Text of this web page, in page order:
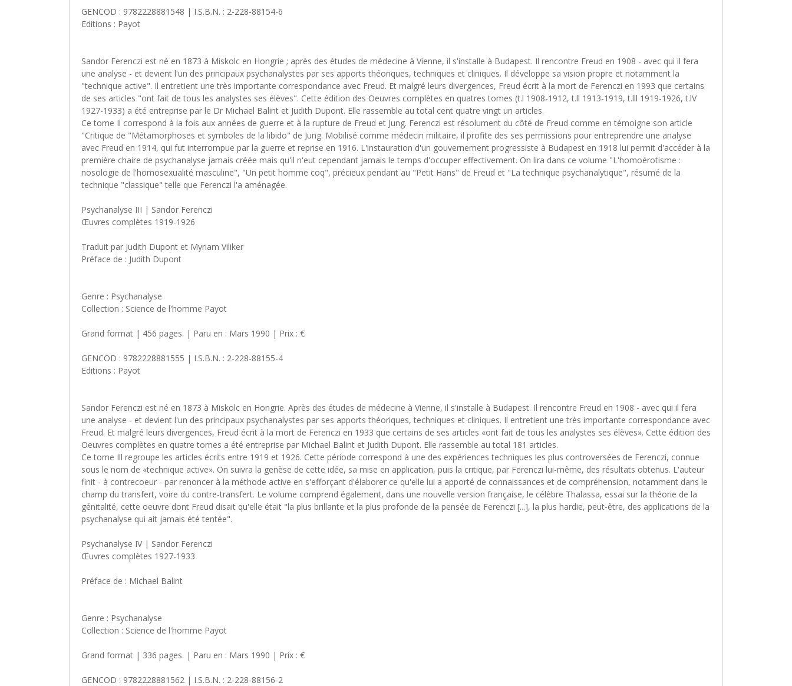
GENCOD : 9782228881548 | I.S.B.N. : 2-228-88154-6
Editions : Payot
Sandor Ferenczi est né en 1873 à Miskolc en Hongrie ; après des études de médecine à Vienne, il s'installe à Budapest. Il rencontre Freud en 1908 - avec qui il fera
une analyse - et devient l'un des principaux psychanalystes par ses apports théoriques, techniques et cliniques. Il développe sa vision propre et notamment la
"technique active". Il entretient une très importante correspondance avec Freud. Et malgré leurs divergences, Freud écrit à la mort de Ferenczi en 1993 que certains
de ses articles "ont fait de tous les analystes ses élèves". Cette édition des Oeuvres complètes en quatres tomes (t.l 1908-1912, t.ll 1913-1919, t.lll 1919-1926, t.lV
1927-1933) a été entreprise par le Dr Michael Balint et Judith Dupont. Elle rassemble au total cent quatre vingt un articles.
Ce tome Il correspond à la fois aux années de guerre et à la rupture de Freud et Jung. Ferenczi est résolument du côté de Freud comme en témoigne son article
"Critique de "Métamorphoses et symboles de la libido" de Jung. Mobilisé comme médecin militaire, il profite des ses permissions pour entreprendre une analyse
avec Freud en 1914, qui fut interrompue par la guerre et reprise en 1916. L'instauration d'un gouvernement progressiste à Budapest en 1918 lui permit d'accéder à la
première chaire de psychanalyse jamais créée mais qu'il n'eut cependant jamais le temps d'occuper effectivement. On lira dans ce volume "L'homoérotisme :
nosologie de l'homosexualité masculine", "Un petit homme coq", précieux pendant au "Petit Hans" de Freud et "La technique psychanalytique", résumé de la
technique "classique" telle que Ferenczi l'a aménagée.
Psychanalyse III | Sandor Ferenczi
Œuvres complètes 1919-1926
Traduit par Judith Dupont et Myriam Viliker
Préface de : Judith Dupont
Genre : Psychanalyse
Collection : Science de l'homme Payot
Grand format | 456 pages. | Paru en : Mars 1990 | Prix : €
GENCOD : 9782228881555 | I.S.B.N. : 2-228-88155-4
Editions : Payot
Sandor Ferenczi est né en 1873 à Miskolc en Hongrie. Après des études de médecine à Vienne, il s'installe à Budapest. Il rencontre Freud en 1908 - avec qui il fera
une analyse - et devient l'un des principaux psychanalystes par ses apports théoriques, techniques et cliniques. Il entretient une très importante correspondance avec
Freud. Et malgré leurs divergences, Freud écrit à la mort de Ferenczi en 1933 que certains de ses articles «ont fait de tous les analystes ses élèves». Cette édition des
Oeuvres complètes en quatre tomes a été entreprise par Michael Balint et Judith Dupont. Elle rassemble au total 181 articles.
Ce tome Ill regroupe les articles écrits entre 1919 et 1926. Cette période correspond à une des expériences techniques les plus controversées de Ferenczi, connue
sous le nom de «technique active». On suivra la genèse de cette idée, sa mise en application, puis la critique, par Ferenczi lui-même, des résultats obtenus. L'auteur
finit - à contrecoeur - par renoncer à la méthode active en s'efforçant d'élaborer ce qu'elle lui a apporté de connaissances et de compréhension, notamment dans le
champ du transfert, voire du contre-transfert. Le volume comprend également, dans une nouvelle version française, le célèbre Thalassa, essai sur la théorie de la
génitalité, cette oeuvre dont Freud disait qu'elle était "la plus brillante et la plus profonde de la pensée de Ferenczi [...], la plus hardie, peut-être, des applications de la
psychanalyse qui ait jamais été tentée".
Psychanalyse IV | Sandor Ferenczi
Œuvres complètes 1927-1933
Préface de : Michael Balint
Genre : Psychanalyse
Collection : Science de l'homme Payot
Grand format | 336 pages. | Paru en : Mars 1990 | Prix : €
GENCOD : 9782228881562 | I.S.B.N. : 2-228-88156-2